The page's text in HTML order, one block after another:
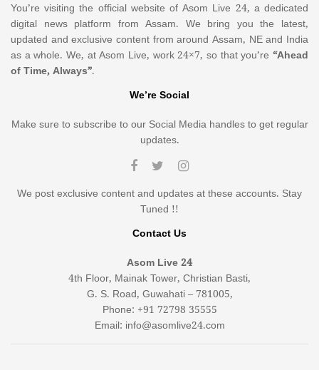
You’re visiting the official website of Asom Live 24, a dedicated
digital news platform from Assam. We bring you the latest,
updated and exclusive content from around Assam, NE and India
as a whole. We, at Asom Live, work 24×7, so that you’re “Ahead
of Time, Always”.
We’re Social
Make sure to subscribe to our Social Media handles to get regular
updates.
We post exclusive content and updates at these accounts. Stay
Tuned !!
Contact Us
Asom Live 24
4th Floor, Mainak Tower, Christian Basti,
G. S. Road, Guwahati – 781005,
Phone: +91 72798 35555
Email: info@asomlive24.com